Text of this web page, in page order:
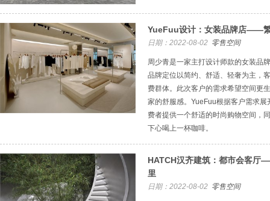
YueFuu设计：女装品牌店——
日期：2022-08-02 零售空间
周少青是一家主打设计师款的女装品
品牌定位以简约、舒适、轻奢为主，
费群体。此次客户的需求希望空间更
家的舒服感。YueFuu根据客户需求
费者提供一个舒适的时尚购物空间，
下心喝上一杯咖啡。
HATCH汉齐建筑：都市会客厅
里
日期：2022-08-02 零售空间